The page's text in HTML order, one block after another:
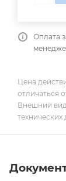
Оплата
Цена
отличаться
Внешний вид
технических